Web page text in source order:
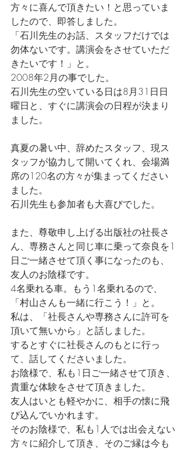
方々に喜んで頂きたい！と思っていま
したので、即答しました。
「石川先生のお話、スタッフだけでは
勿体ないです。講演会をさせていただ
きたいです！」と。
2008年2月の事でした。
石川先生の空いている日は8月31日日
曜日と、すぐに講演会の日程が決まり
ました。
真夏の暑い中、辞めたスタッフ、現ス
タッフが協力して開いてくれ、会場満
席の120名の方々が集まってください
ました。
石川先生も参加者も大喜びでした。
また、尊敬申し上げる出版社の社長さ
ん、専務さんと同じ車に乗って奈良を1
日ご一緒させて頂く事になったのも、
友人のお陰様です。
4名乗れる車。もう1名乗れるので、
「村山さんも一緒に行こう！」と。
私は、「社長さんや専務さんに許可を
頂いて無いから」と話しました。
するとすぐに社長さんのもとに行っ
て、話してくださいました。
お陰様で、私も1日ご一緒させて頂き、
貴重な体験をさせて頂きました。
友人はいとも軽やかに、相手の懐に飛
び込んでいかれます。
そのお陰様で、私も1人では出会えない
方々に紹介して頂き、そのご縁は今も